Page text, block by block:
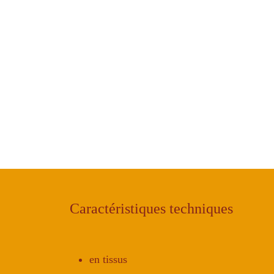
Caractéristiques techniques
en tissus